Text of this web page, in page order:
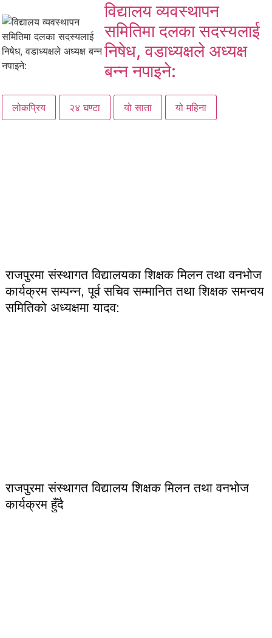
विद्यालय व्यवस्थापन
समितिमा दलका सदस्यलाई
निषेध, वडाध्यक्षले अध्यक्ष
बन्न नपाइने:
लोकप्रिय २४ घण्टा यो साता यो महिना
राजपुरमा संस्थागत विद्यालयका शिक्षक मिलन तथा वनभोज
कार्यक्रम सम्पन्न, पूर्व सचिव सम्मानित तथा शिक्षक समन्वय
समितिको अध्यक्षमा यादव:
राजपुरमा संस्थागत विद्यालय शिक्षक मिलन तथा वनभोज
कार्यक्रम हुँदै